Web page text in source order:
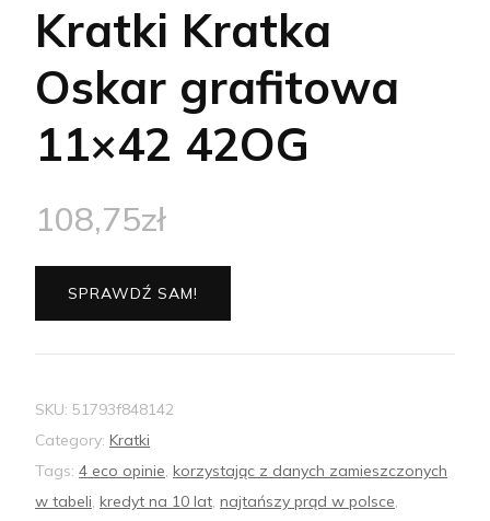
Kratki Kratka
Oskar grafitowa
11×42 42OG
108,75zł
SPRAWDŹ SAM!
SKU: 51793f848142
Category: Kratki
Tags: 4 eco opinie, korzystając z danych zamieszczonych
w tabeli, kredyt na 10 lat, najtańszy prąd w polsce,